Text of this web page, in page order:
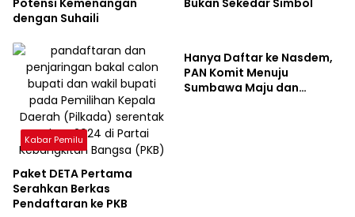
dengan Suhaili
Kabar Pemilu
Paket DETA Pertama
Serahkan Berkas
Pendaftaran ke PKB
Hanya Daftar ke Nasdem,
PAN Komit Menuju
Sumbawa Maju dan